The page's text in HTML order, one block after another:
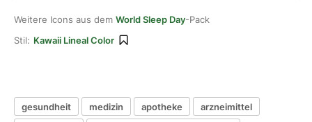
Weitere Icons aus dem World Sleep Day-Pack
Stil: Kawaii Lineal Color
gesundheit medizin apotheke
arzneimittel